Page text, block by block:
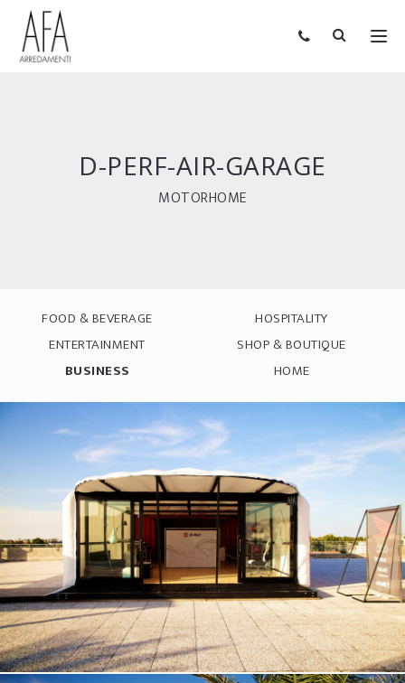
D-PERF-AIR-GARAGE
MOTORHOME
FOOD & BEVERAGE
HOSPITALITY
ENTERTAINMENT
SHOP & BOUTIQUE
BUSINESS
HOME